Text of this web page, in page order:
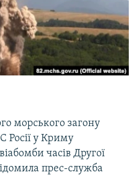
морського загону
Росії у Криму
часів Другої
прес-служба